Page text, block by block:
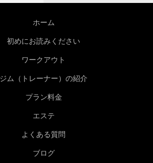
ホーム
初めにお読みください
ワークアウト
ジム（トレーナー）の紹介
プラン料金
エステ
よくある質問
ブログ